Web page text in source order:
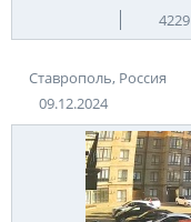
4229
Ставрополь, Россия
09.12.2024